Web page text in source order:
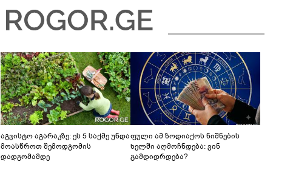
უკეთ გამოყენება“ - განათლების
სისტემის გამოწვევები
აგვისტო აგარაკზე: ეს 5 საქმე უნდა
მოასწროთ შემოდგომის
დადგომამდე
ფული ამ ზოდიაქოს ნიშნების
ხელში აღმოჩნდება: ვინ
გამდიდრდება?